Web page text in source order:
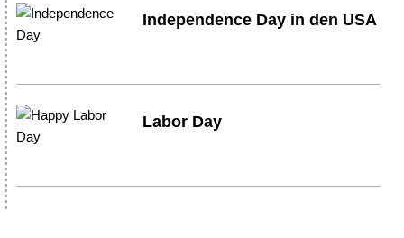
Independence Day in den USA
Labor Day